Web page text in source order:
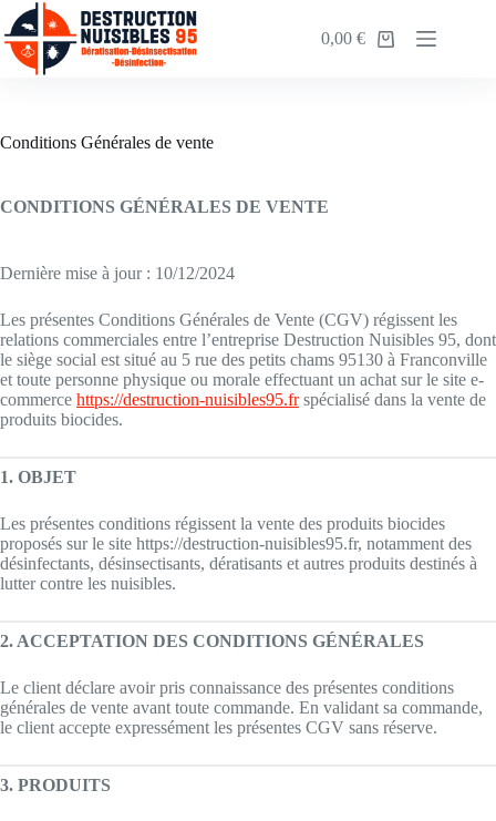
0,00€
Conditions Générales de vente
CONDITIONS GÉNÉRALES DE VENTE
Dernière mise à jour : 10/12/2024
Les présentes Conditions Générales de Vente (CGV) régissent les
relations commerciales entre l’entreprise Destruction Nuisibles 95, dont
le siège social est situé au 5 rue des petits chams 95130 à Franconville
et toute personne physique ou morale effectuant un achat sur le site e-
commerce https://destruction-nuisibles95.frspécialisé dans la vente de
produits biocides.
1. OBJET
Les présentes conditions régissent la vente des produits biocides
proposés sur le site https://destruction-nuisibles95.fr, notamment des
désinfectants, désinsectisants, dératisants et autres produits destinés à
lutter contre les nuisibles.
2. ACCEPTATION DES CONDITIONS GÉNÉRALES
Le client déclare avoir pris connaissance des présentes conditions
générales de vente avant toute commande. En validant sa commande,
le client accepte expressément les présentes CGV sans réserve.
3. PRODUITS